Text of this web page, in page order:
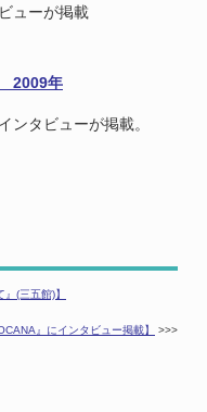
ューが掲載
2009年
タビューが掲載。
(三五館)】
』にインタビュー掲載】 >>>